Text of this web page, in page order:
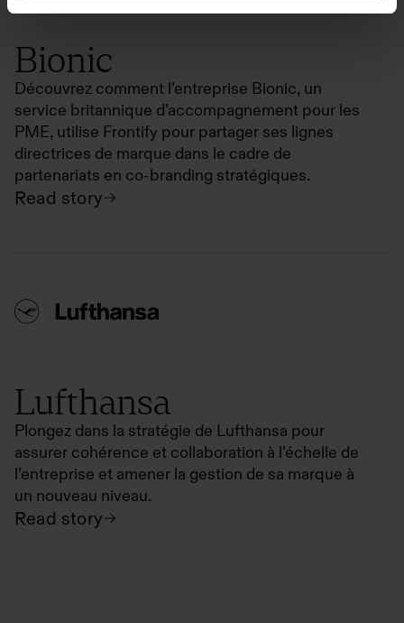
Bionic
Découvrez comment l’entreprise Bionic, un
service britannique d’accompagnement pour les
PME, utilise Frontify pour partager ses lignes
directrices de marque dans le cadre de
partenariats en co-branding stratégiques.
Read story
Lufthansa
Plongez dans la stratégie de Lufthansa pour
assurer cohérence et collaboration à l’échelle de
l’entreprise et amener la gestion de sa marque à
un nouveau niveau.
Read story